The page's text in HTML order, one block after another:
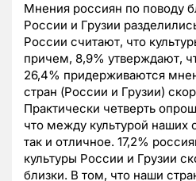
Мнения россиян по поводу
России и Грузии
России считают, что
причем, 8,9% утверждают,
26,4% придерживаются
стран (России и Грузии)
Практически четверть
что между культурой наших
так и отличное. 17,2%
культуры России и Грузии
близки. В том, что наши